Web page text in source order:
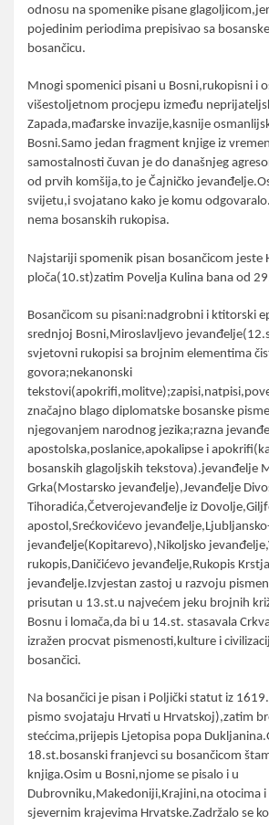
odnosu na spomenike pisane
pojedinim periodima prepisivao sa
bosančicu.
Mnogi spomenici pisani u Bosni,rukopisni i
višestoljetnom procjepu između
Zapada,mađarske invazije,kasnije
Bosni.Samo jedan fragment knjige iz
samostalnosti čuvan je do današnjeg
od prvih komšija,to je Čajničko
svijetu,i svojatano kako je komu
nema bosanskih rukopisa.
Najstariji spomenik pisan bosančicom jeste
ploča(10.st)zatim Povelja Kulina bana od
Bosančicom su pisani:nadgrobni i ktitorski
srednjoj Bosni,Miroslavljevo
svjetovni rukopisi sa brojnim elementima
govora;nekanonski
značajno blago diplomatske bosanske
njegovanjem narodnog jezika;razna
apostolska,poslanice,apokalipse i
bosanskih glagoljskih tekstova).jevanđelje
Grka(Mostarsko jevanđelje),Jevanđelje
Tihoradića,Četverojevanđelje iz
apostol,Srećkovićevo
jevanđelje(Kopitarevo),Nikoljsko
rukopis,Daničićevo jevanđelje,Rukopis
jevanđelje.Izvjestan zastoj u razvoju
prisutan u 13.st.u najvećem jeku brojnih
Bosnu i lomača,da bi u 14.st. stasavala
izražen procvat pismenosti,kulture i
bosančici.
Na bosančici je pisan i Poljički statut iz
pismo svojataju Hrvati u Hrvatskoj),zatim
stećcima,prijepis Ljetopisa popa
18.st.bosanski franjevci su bosančicom
knjiga.Osim u Bosni,njome se pisalo i u
Dubrovniku,Makedoniji,Krajini,na otocima
sjevernim krajevima Hrvatske.Zadržalo se